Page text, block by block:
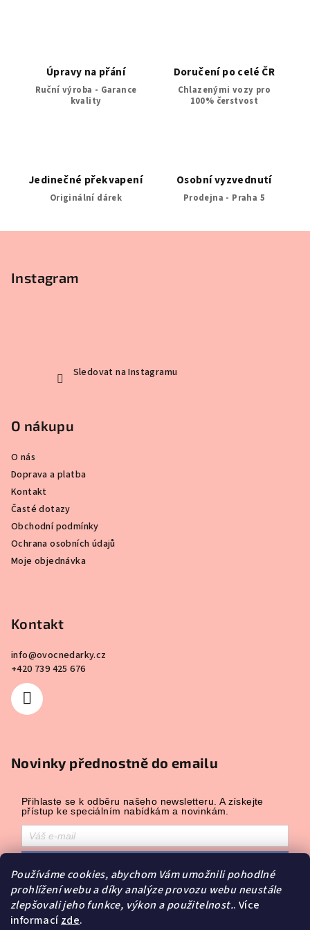
Používáme cookies, abychom Vám umožnili pohodlné
prohlížení webu a díky analýze provozu webu neustále
zlepšovali jeho funkce, výkon a použitelnost.. Více
informacízde.
Úpravy na přání
Ruční výroba - Garance
kvality
Doručení po celé ČR
Chlazenými vozy pro
100% čerstvost
Jedinečné překvapení
Originální dárek
Osobní vyzvednutí
Prodejna - Praha 5
Instagram
Sledovat na Instagramu
O nákupu
O nás
Doprava a platba
Kontakt
Časté dotazy
Obchodní podmínky
Ochrana osobních údajů
Moje objednávka
Kontakt
info@ovocnedarky.cz
+420 739 425 676
Novinky přednostně do emailu
Přihlaste se k odběru našeho newsletteru. A získejte
přístup ke speciálním nabídkám a novinkám.
Přihlášením souhlasíte se zasíláním obchodních sdělení a se
zpracováním osobních údajů.
Powered by Leadhub.